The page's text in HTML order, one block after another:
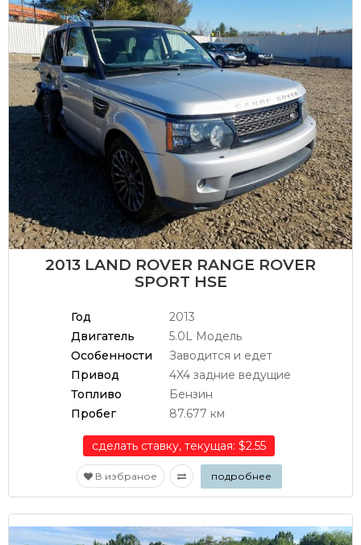
2013 LAND ROVER RANGE ROVER
SPORT HSE
Год
2013
Двигатель
5.0L Модель
Особенности
Заводится и едет
Привод
4X4 задние ведущие
Топливо
Бензин
Пробег
87.677 км
сделать ставку, текущая: $2.55
В избраное подробнее